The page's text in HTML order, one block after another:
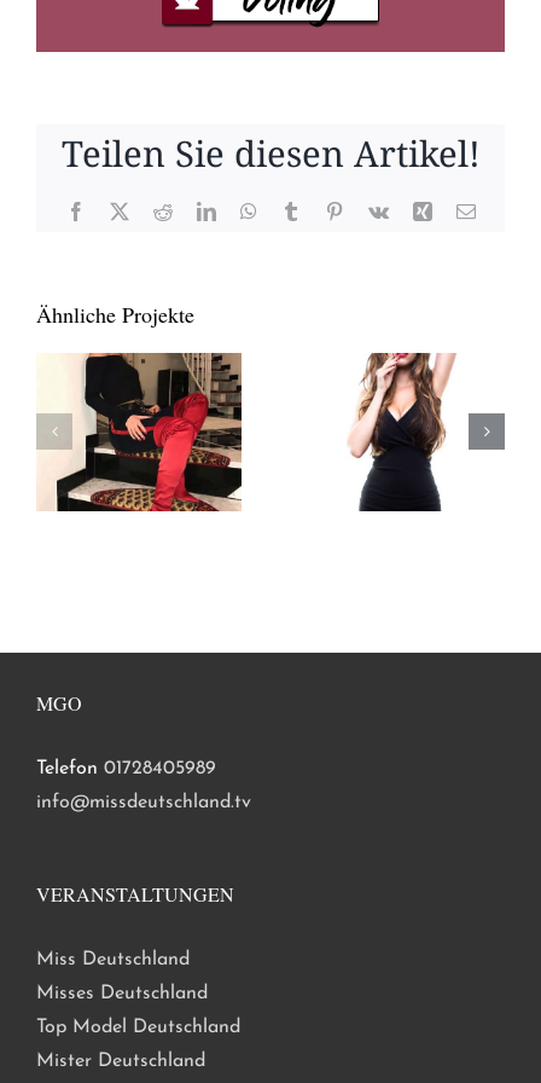
Teilen Sie diesen Artikel!
Facebook
X RedditLinkedInWhatsApp
TumblrPinterest
Vk Xing E-
Ähnliche Projekte
MGO
Telefon 01728405989
info@missdeutschland.tv
VERANSTALTUNGEN
Miss Deutschland
Misses Deutschland
Top Model Deutschland
Mister Deutschland